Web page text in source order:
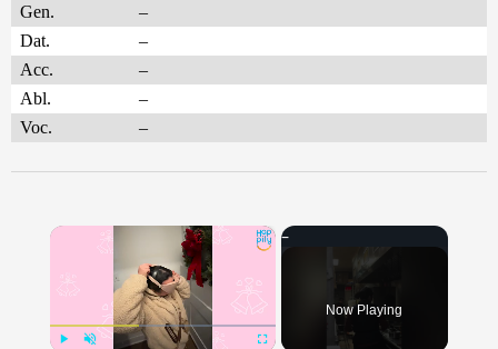
Gen.
–
Dat.
–
Acc.
–
Abl.
–
Voc.
–
×
Now Playing